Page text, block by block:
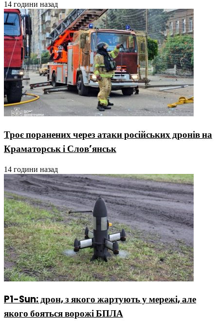
14 години назад
Троє поранених через атаки російських дронів на
Краматорськ і Слов’янськ
14 години назад
P1-Sun: дрон, з якого жартують у мережі, але
якого бояться ворожі БПЛА